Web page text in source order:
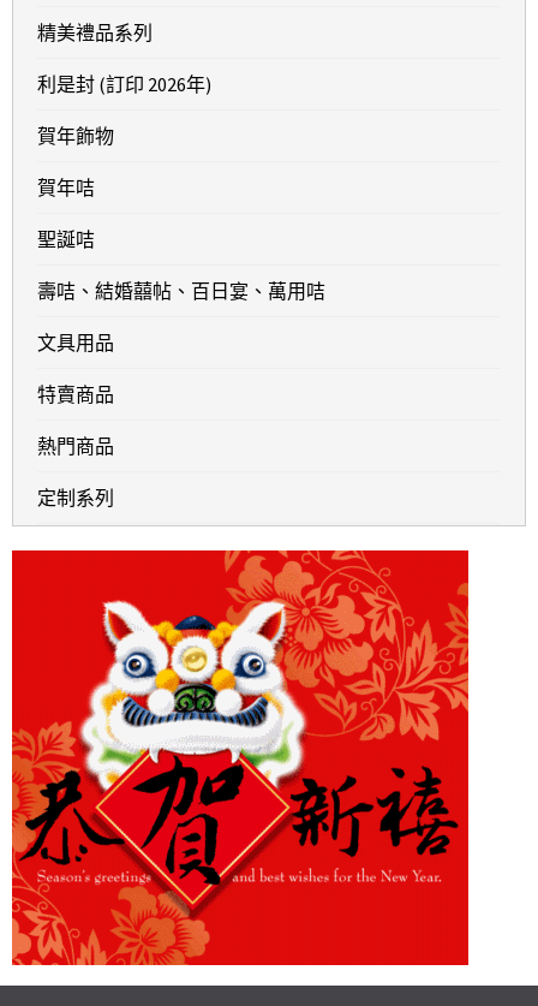
精美禮品系列
利是封 (訂印 2026年)
賀年飾物
賀年咭
聖誕咭
壽咭、結婚囍帖、百日宴、萬用咭
文具用品
特賣商品
熱門商品
定制系列